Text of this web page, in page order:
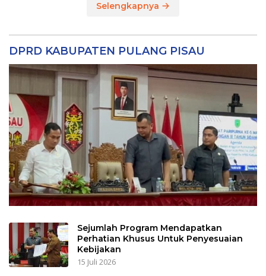
Selengkapnya
DPRD KABUPATEN PULANG PISAU
Sejumlah Program Mendapatkan
Perhatian Khusus Untuk Penyesuaian
Kebijakan
15 Juli 2026